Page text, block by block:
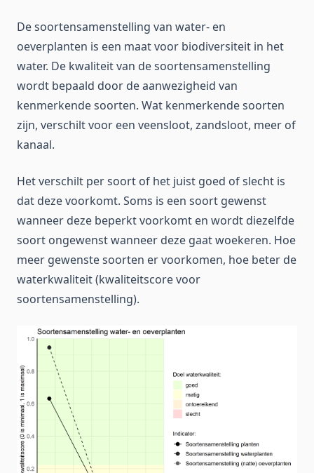
De soortensamenstelling van water- en
oeverplanten is een maat voor biodiversiteit in het
water. De kwaliteit van de soortensamenstelling
wordt bepaald door de aanwezigheid van
kenmerkende soorten. Wat kenmerkende soorten
zijn, verschilt voor een veensloot, zandsloot, meer of
kanaal.
Het verschilt per soort of het juist goed of slecht is
dat deze voorkomt. Soms is een soort gewenst
wanneer deze beperkt voorkomt en wordt diezelfde
soort ongewenst wanneer deze gaat woekeren. Hoe
meer gewenste soorten er voorkomen, hoe beter de
waterkwaliteit (kwaliteitscore voor
soortensamenstelling).